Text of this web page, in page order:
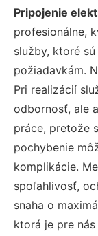
Pripojenie
profesionálne,
služby, ktoré
požiadavkám.
Pri realizácií
odbornosť, ale
práce, pretože
pochybenie
komplikácie.
spoľahlivosť,
snaha o
ktorá je pre